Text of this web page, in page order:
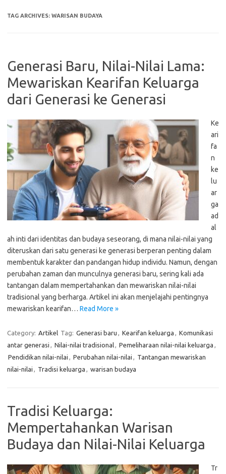
TAG ARCHIVES: WARISAN BUDAYA
Generasi Baru, Nilai-Nilai Lama:
Mewariskan Kearifan Keluarga
dari Generasi ke Generasi
Ke
ari
fa
n
ke
lu
ar
ga
ad
al
ah inti dari identitas dan budaya seseorang, di mana nilai-nilai yang
diteruskan dari satu generasi ke generasi berperan penting dalam
membentuk karakter dan pandangan hidup individu. Namun, dengan
perubahan zaman dan munculnya generasi baru, sering kali ada
tantangan dalam mempertahankan dan mewariskan nilai-nilai
tradisional yang berharga. Artikel ini akan menjelajahi pentingnya
mewariskan kearifan… Read More »
Category: Artikel Tag: Generasi baru , Kearifan keluarga , Komunikasi
antar generasi , Nilai-nilai tradisional, Pemeliharaan nilai-nilai keluarga ,
Pendidikan nilai-nilai , Perubahan nilai-nilai , Tantangan mewariskan
nilai-nilai , Tradisi keluarga , warisan budaya
Tradisi Keluarga:
Mempertahankan Warisan
Budaya dan Nilai-Nilai Keluarga
Tr